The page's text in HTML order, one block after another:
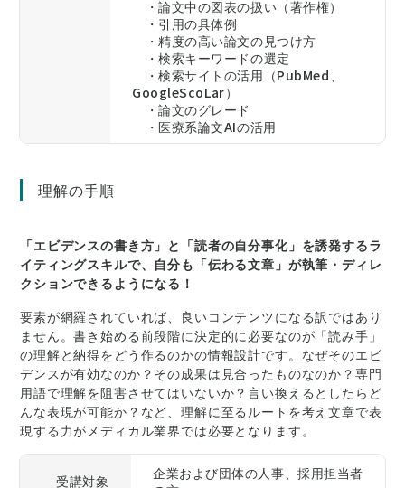
・論文中の図表の扱い（著作権）
・引用の具体例
・精度の高い論文の見つけ方
・検索キーワードの選定
・検索サイトの活用（PubMed、
GoogleScoLar）
・論文のグレード
・医療系論文AIの活用
理解の手順
「エビデンスの書き方」と「読者の自分事化」を誘発するラ
イティングスキルで、自分も「伝わる文章」が執筆・ディレ
クションできるようになる！
要素が網羅されていれば、良いコンテンツになる訳ではあり
ません。書き始める前段階に決定的に必要なのが「読み手」
の理解と納得をどう作るのかの情報設計です。なぜそのエビ
デンスが有効なのか？その成果は見合ったものなのか？専門
用語で理解を阻害させてはいないか？言い換えるとしたらど
んな表現が可能か？など、理解に至るルートを考え文章で表
現する力がメディカル業界では必要となります。
受講対象
企業および団体の人事、採用担当者